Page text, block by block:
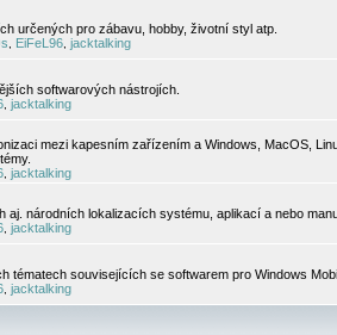
určených pro zábavu, hobby, životní styl atp.
EiFeL96 jacktalking
softwarových nástrojích.
jacktalking
mezi kapesním zařízením a Windows, MacOS,
jacktalking
aj. národních lokalizacích systému, aplikací a nebo
jacktalking
tématech souvisejících se softwarem pro Windows
jacktalking